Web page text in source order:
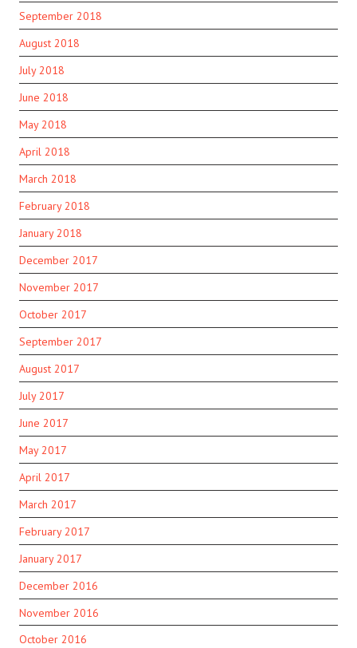
September 2018
August 2018
July 2018
June 2018
May 2018
April 2018
March 2018
February 2018
January 2018
December 2017
November 2017
October 2017
September 2017
August 2017
July 2017
June 2017
May 2017
April 2017
March 2017
February 2017
January 2017
December 2016
November 2016
October 2016